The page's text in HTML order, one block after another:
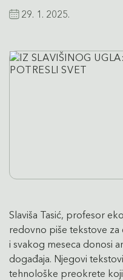
29. 1. 2025.
Slaviša Tasić, profesor
redovno piše tekstove
i svakog meseca donosi
događaja. Njegovi
tehnološke preokrete